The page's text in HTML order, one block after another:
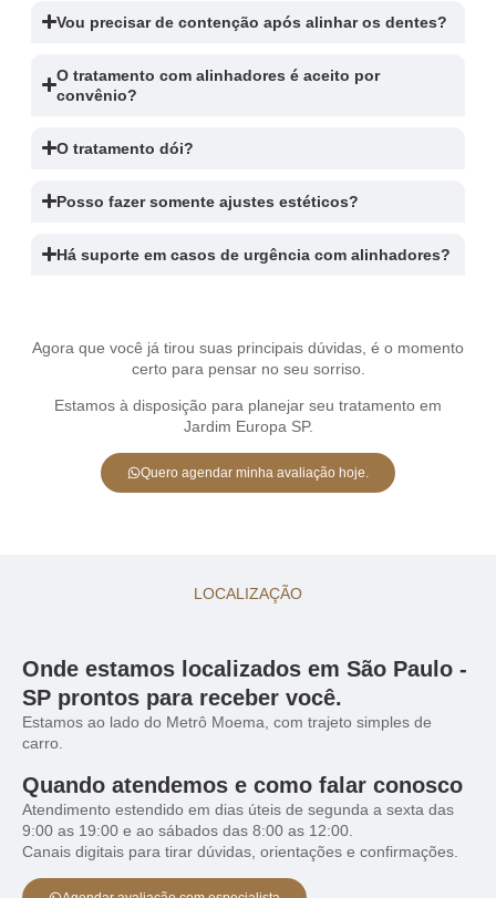
Vou precisar de contenção após alinhar os dentes?
O tratamento com alinhadores é aceito por
convênio?
O tratamento dói?
Posso fazer somente ajustes estéticos?
Há suporte em casos de urgência com alinhadores?
Agora que você já tirou suas principais dúvidas, é o momento
certo para pensar no seu sorriso.
Estamos à disposição para planejar seu tratamento em
Jardim Europa SP.
Quero agendar minha avaliação hoje.
LOCALIZAÇÃO
Onde estamos localizados em São Paulo -
SP prontos para receber você.
Estamos ao lado do Metrô Moema, com trajeto simples de
carro.
Quando atendemos e como falar conosco
Atendimento estendido em dias úteis de segunda a sexta das
9:00 as 19:00 e ao sábados das 8:00 as 12:00.
Canais digitais para tirar dúvidas, orientações e confirmações.